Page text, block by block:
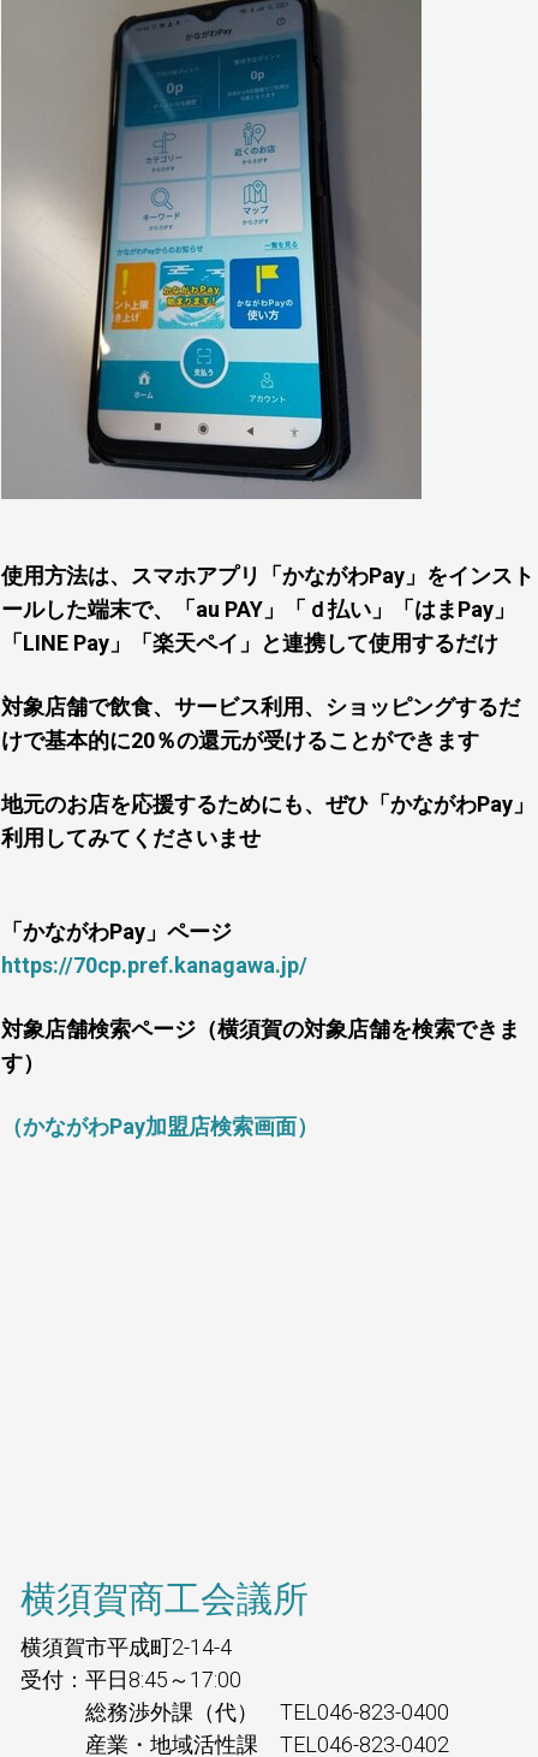
使用方法は、スマホアプリ「かながわPay」をインスト
ールした端末で、「au PAY」「ｄ払い」「はまPay」
「LINE Pay」「楽天ペイ」と連携して使用するだけ
対象店舗で飲食、サービス利用、ショッピングするだ
けで基本的に20％の還元が受けることができます
地元のお店を応援するためにも、ぜひ「かながわPay」
利用してみてくださいませ
「かながわPay」ページ
https://70cp.pref.kanagawa.jp/
対象店舗検索ページ（横須賀の対象店舗を検索できま
す）
（かながわPay加盟店検索画面）
横須賀商工会議所
横須賀市平成町2-14-4
受付：平日8:45～17:00
総務渉外課（代） TEL046-823-0400
産業・地域活性課 TEL046-823-0402